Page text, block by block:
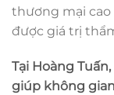
thương mại cao
được giá trị
Tại Hoàng Tuấn
giúp không